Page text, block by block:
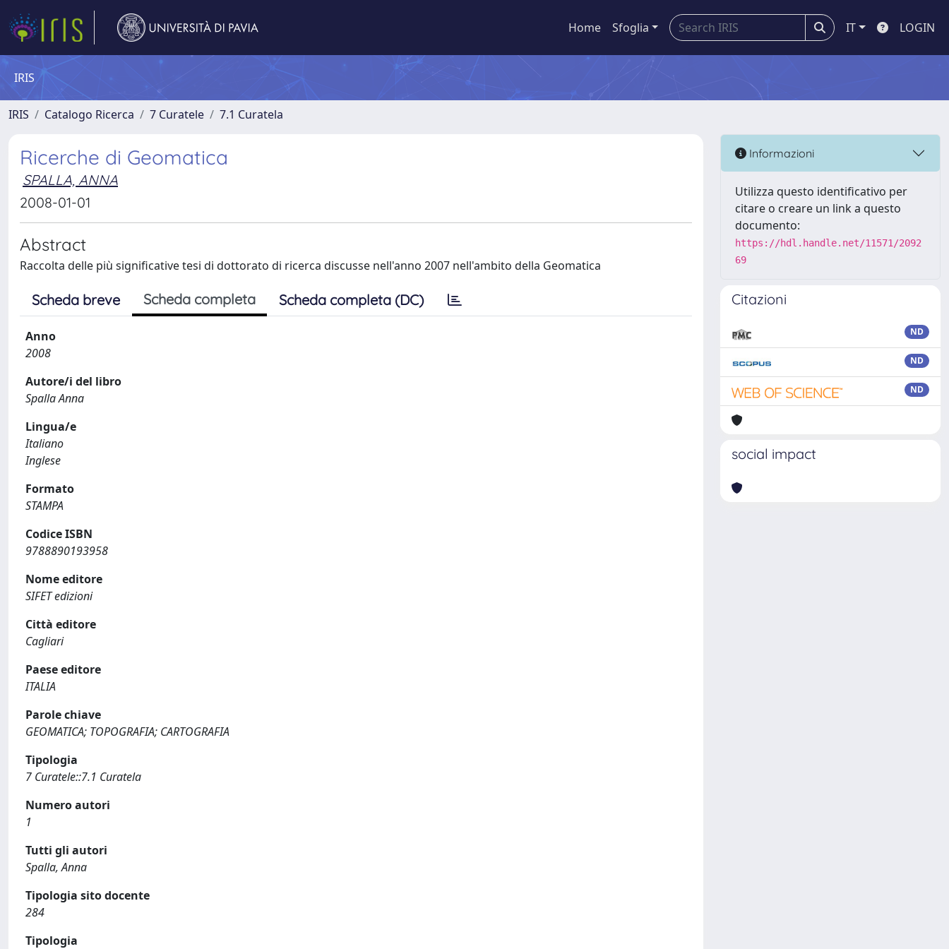
Home Sfoglia IT LOGIN
IRIS
IRIS Catalogo Ricerca 7 Curatele 7.1 Curatela
Ricerche di Geomatica
SPALLA, ANNA
2008-01-01
Abstract
Raccolta delle più significative tesi di dottorato di ricerca discusse nell'anno 2007 nell'ambito della Geomatica
Scheda breve Scheda completa Scheda completa (DC)
Anno
2008
Autore/i del libro
Spalla Anna
Lingua/e
Italiano
Inglese
Formato
STAMPA
Codice ISBN
9788890193958
Nome editore
SIFET edizioni
Città editore
Cagliari
Paese editore
ITALIA
Parole chiave
GEOMATICA; TOPOGRAFIA; CARTOGRAFIA
Tipologia
7 Curatele::7.1 Curatela
Numero autori
1
Tutti gli autori
Spalla, Anna
Tipologia sito docente
284
Tipologia
Informazioni
Utilizza questo identificativo per
citare o creare un link a questo
documento:
https://hdl.handle.net/11571/2092
69
Citazioni
ND
ND
ND
social impact